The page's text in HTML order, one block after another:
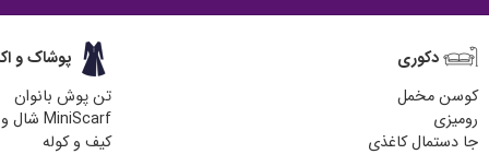
دکوری
کوسن مخمل
رومیزی
جا دستمال کاغذی
پوشاک و
تن پوش بانوان
MiniScarf شال و روسری
کیف و کوله